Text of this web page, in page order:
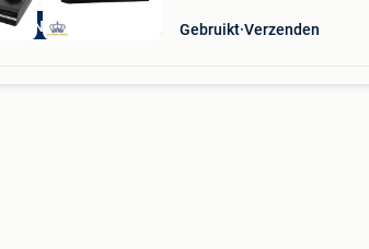
GARANTIE Gebruikt Verzenden